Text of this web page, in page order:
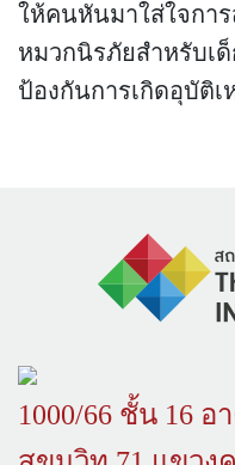
ให้คนหันมาใส่ใจกา
หมวกนิรภัยสำหรับเด็
ป้องกันการเกิดอุบัติ
1000/66 ชั้น 16